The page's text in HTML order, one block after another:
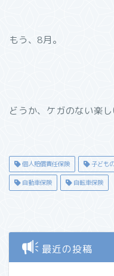
もう、8月。
どうか、ケガのない楽
個人賠償責任保険 子ども
自動車保険 自転車保険
最近の投稿